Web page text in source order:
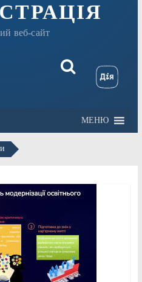
веб-сайт
МЕНЮ